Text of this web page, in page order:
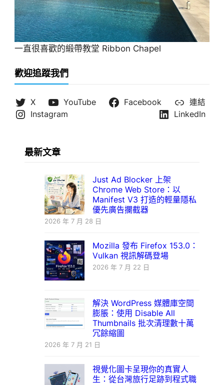
一直很喜歡的緞帶教堂 Ribbon Chapel
歡迎追蹤我們
X YouTube Facebook
連結
Instagram
LinkedIn
最新文章
Just Ad Blocker 上架
Chrome Web Store：以
Manifest V3 打造的輕量隱私
優先廣告攔截器
2026 年 7 月 28 日
Mozilla 發布 Firefox 153.0：
Vulkan 視訊解碼登場
2026 年 7 月 22 日
解決 WordPress 媒體庫空間
膨脹：使用 Disable All
Thumbnails 批次清理數十萬
冗餘縮圖
2026 年 7 月 21 日
視覺化圖卡呈現你的真實人
生：從台灣旅行足跡到程式職